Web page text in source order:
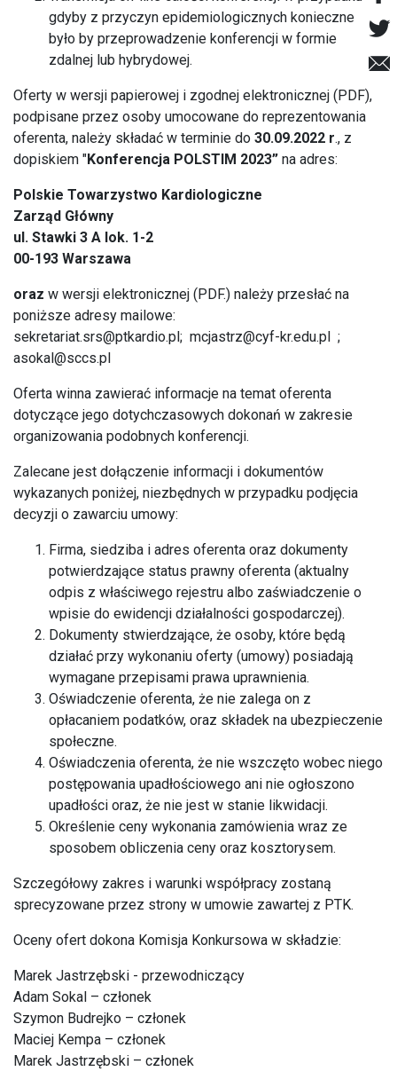
gdyby z przyczyn epidemiologicznych konieczne
było by przeprowadzenie konferencji w formie
zdalnej lub hybrydowej.
Oferty w wersji papierowej i zgodnej elektronicznej (PDF),
podpisane przez osoby umocowane do reprezentowania
oferenta, należy składać w terminie do 30.09.2022 r., z
dopiskiem "Konferencja POLSTIM 2023” na adres:
Polskie Towarzystwo Kardiologiczne
Zarząd Główny
ul. Stawki 3 A lok. 1-2
00-193 Warszawa
oraz w wersji elektronicznej (PDF.) należy przesłać na
poniższe adresy mailowe:
sekretariat.srs@ptkardio.pl; mcjastrz@cyf-kr.edu.pl ;
asokal@sccs.pl
Oferta winna zawierać informacje na temat oferenta
dotyczące jego dotychczasowych dokonań w zakresie
organizowania podobnych konferencji.
Zalecane jest dołączenie informacji i dokumentów
wykazanych poniżej, niezbędnych w przypadku podjęcia
decyzji o zawarciu umowy:
Firma, siedziba i adres oferenta oraz dokumenty
potwierdzające status prawny oferenta (aktualny
odpis z właściwego rejestru albo zaświadczenie o
wpisie do ewidencji działalności gospodarczej).
Dokumenty stwierdzające, że osoby, które będą
działać przy wykonaniu oferty (umowy) posiadają
wymagane przepisami prawa uprawnienia.
Oświadczenie oferenta, że nie zalega on z
opłacaniem podatków, oraz składek na ubezpieczenie
społeczne.
Oświadczenia oferenta, że nie wszczęto wobec niego
postępowania upadłościowego ani nie ogłoszono
upadłości oraz, że nie jest w stanie likwidacji.
Określenie ceny wykonania zamówienia wraz ze
sposobem obliczenia ceny oraz kosztorysem.
Szczegółowy zakres i warunki współpracy zostaną
sprecyzowane przez strony w umowie zawartej z PTK.
Oceny ofert dokona Komisja Konkursowa w składzie:
Marek Jastrzębski - przewodniczący
Adam Sokal – członek
Szymon Budrejko – członek
Maciej Kempa – członek
Marek Jastrzębski – członek